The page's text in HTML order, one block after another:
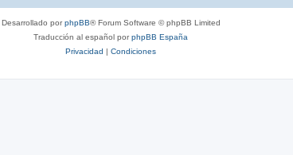
Desarrollado porphpBB® Forum Software © phpBB Limited
Traducción al español porphpBB España
Privacidad | Condiciones